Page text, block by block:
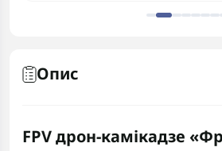
Опис
FPV дрон-камікадзе